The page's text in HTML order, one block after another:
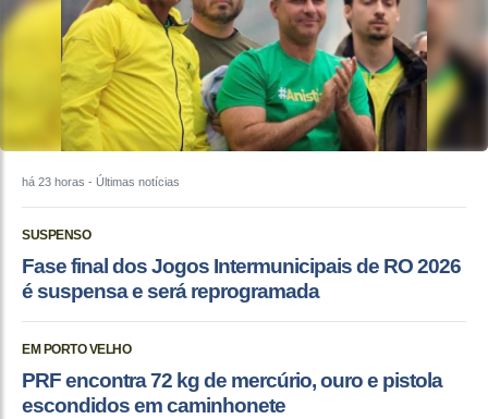
há 23 horas - Últimas notícias
SUSPENSO
Fase final dos Jogos Intermunicipais de RO 2026
é suspensa e será reprogramada
EM PORTO VELHO
PRF encontra 72 kg de mercúrio, ouro e pistola
escondidos em caminhonete